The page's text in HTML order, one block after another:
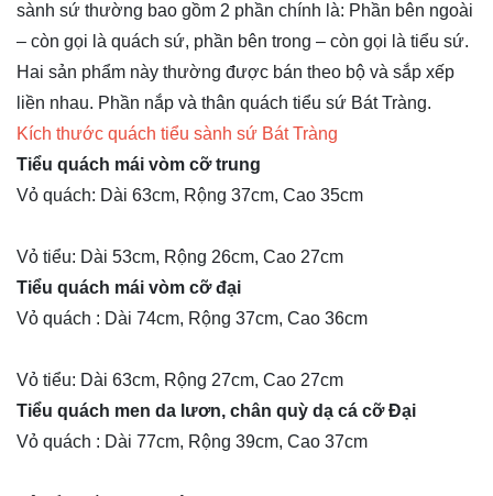
sành sứ thường bao gồm 2 phần chính là: Phần bên ngoài
– còn gọi là quách sứ, phần bên trong – còn gọi là tiểu sứ.
Hai sản phẩm này thường được bán theo bộ và sắp xếp
liền nhau. Phần nắp và thân quách tiểu sứ Bát Tràng.
Kích thước quách tiểu sành sứ Bát Tràng
Tiểu quách mái vòm cỡ trung
Vỏ quách: Dài 63cm, Rộng 37cm, Cao 35cm
Vỏ tiểu: Dài 53cm, Rộng 26cm, Cao 27cm
Tiểu quách mái vòm cỡ đại
Vỏ quách : Dài 74cm, Rộng 37cm, Cao 36cm
Vỏ tiểu: Dài 63cm, Rộng 27cm, Cao 27cm
Tiểu quách men da lươn, chân quỳ dạ cá cỡ Đại
Vỏ quách : Dài 77cm, Rộng 39cm, Cao 37cm